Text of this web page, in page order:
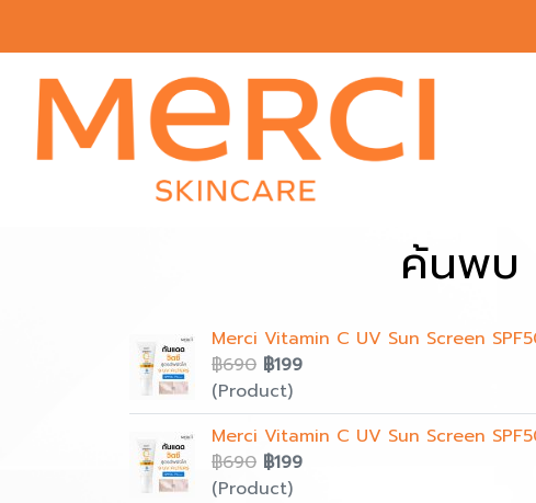
ค้นพบ
Merci Vitamin C UV Sun Screen
฿690 ฿199
(Product)
Merci Vitamin C UV Sun Screen
฿690 ฿199
(Product)